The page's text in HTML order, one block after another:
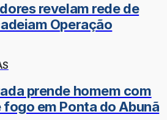
revelam rede de
Operação
prende homem com
em Ponta do Abunã